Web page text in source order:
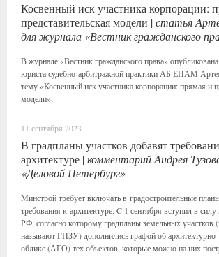
Косвенный иск участника корпорации:
представительская модели |статья
для журнала «Вестник гражданского
В журнале «Вестник гражданского права»
юриста судебно-арбитражной практики АБ ЕПАМ
тему «Косвенный иск участника корпорации: прямая и
модели».
11 сентября 2023
В градпланы участков добавят
архитектуре |комментарий Андрея
«Деловой Петербург»
Минстрой требует включать в градостроительные
требования к архитектуре. C 1 сентября вступил в
РФ, согласно которому градпланы земельных участков
называют ГПЗУ) дополнились графой об
облике (АГО) тех объектов, которые можно на них